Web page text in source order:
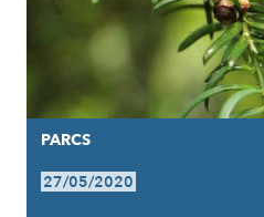
PARCS
27/05/2020